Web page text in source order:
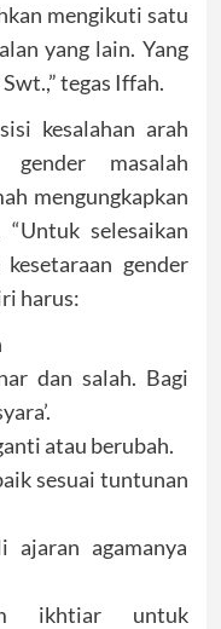
mengikuti satu
yang lain. Yang
tegas Iffah.
kesalahan arah
gender masalah
mengungkapkan
selesaikan
gender
harus:
dan salah. Bagi
atau berubah.
sesuai tuntunan
ajaran agamanya
ikhtiar untuk